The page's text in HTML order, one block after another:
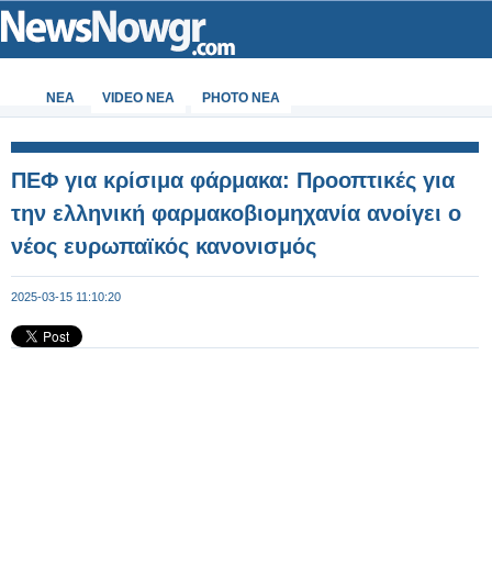
ΝΕΑ VIDEO NEA PHOTO NEA
ΠΕΦ για κρίσιμα φάρμακα: Προοπτικές για
την ελληνική φαρμακοβιομηχανία ανοίγει ο
νέος ευρωπαϊκός κανονισμός
2025-03-15 11:10:20